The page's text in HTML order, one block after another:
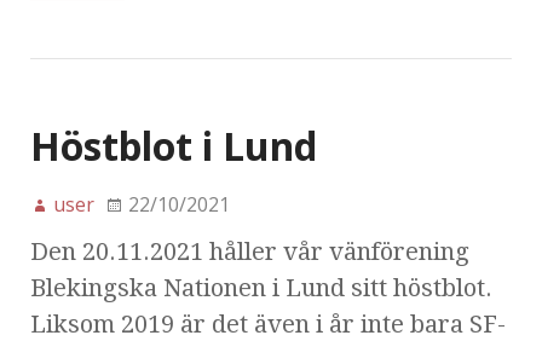
Höstblot i Lund
user 22/10/2021
Den 20.11.2021 håller vår vänförening
Blekingska Nationen i Lund sitt höstblot.
Liksom 2019 är det även i år inte bara SF-